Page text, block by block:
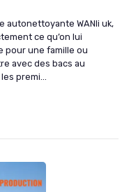
autonettoyante WANli uk,
ce qu’on lui
pour une famille ou
avec des bacs au
premi...